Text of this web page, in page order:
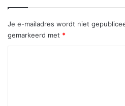
Je e-mailadres wordt niet
gemarkeerd met *